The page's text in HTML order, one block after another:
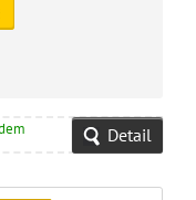
chutí vašeho kočičího
Detail